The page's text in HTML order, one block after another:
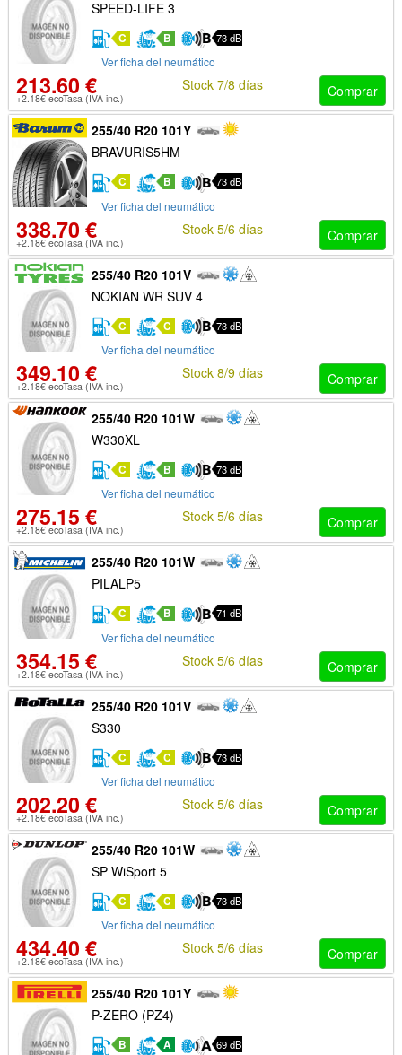
SPEED-LIFE 3
C B 73 dB
Ver ficha del neumático
213.60 €
+2.18€ ecoTasa (IVA inc.) Comprar
Stock 7/8 días
255/40 R20 101Y
BRAVURIS5HM
C B 73 dB
Ver ficha del neumático
338.70 €
+2.18€ ecoTasa (IVA inc.) Comprar
Stock 5/6 días
255/40 R20 101V
NOKIAN WR SUV 4
C C 73 dB
Ver ficha del neumático
349.10 €
+2.18€ ecoTasa (IVA inc.) Comprar
Stock 8/9 días
255/40 R20 101W
W330XL
C B 73 dB
Ver ficha del neumático
275.15 €
+2.18€ ecoTasa (IVA inc.) Comprar
Stock 5/6 días
255/40 R20 101W
PILALP5
C B 71 dB
Ver ficha del neumático
354.15 €
+2.18€ ecoTasa (IVA inc.) Comprar
Stock 5/6 días
255/40 R20 101V
S330
C C 73 dB
Ver ficha del neumático
202.20 €
+2.18€ ecoTasa (IVA inc.) Comprar
Stock 5/6 días
255/40 R20 101W
SP WiSport 5
C C 73 dB
Ver ficha del neumático
434.40 €
+2.18€ ecoTasa (IVA inc.) Comprar
Stock 5/6 días
255/40 R20 101Y
P-ZERO (PZ4)
B A 69 dB